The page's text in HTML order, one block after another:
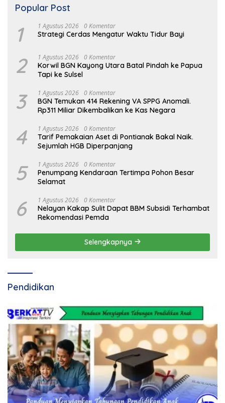
Popular Post
1 1 Agustus 2026 0 Komentar
Strategi Cerdas Mengatur Waktu Tidur Bayi
2 1 Agustus 2026 0 Komentar
Korwil BGN Kayong Utara Batal Pindah ke Papua
Tapi ke Sulsel
3 1 Agustus 2026 0 Komentar
BGN Temukan 414 Rekening VA SPPG Anomali.
Rp311 Miliar Dikembalikan ke Kas Negara
4 1 Agustus 2026 0 Komentar
Tarif Pemakaian Aset di Pontianak Bakal Naik.
Sejumlah HGB Diperpanjang
5 1 Agustus 2026 0 Komentar
Penumpang Kendaraan Tertimpa Pohon Besar
Selamat
6 1 Agustus 2026 0 Komentar
Nelayan Kakap Sulit Dapat BBM Subsidi Terhambat
Rekomendasi Pemda
Selengkapnya
Pendidikan